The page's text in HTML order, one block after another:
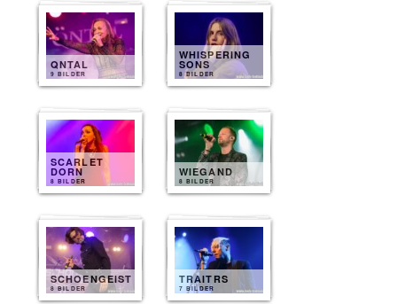
QNTAL
9 BILDER
WHISPERING
SONS
8 BILDER
SCARLET
DORN
8 BILDER
WIEGAND
8 BILDER
SCHOENGEIST
8 BILDER
TRAITRS
7 BILDER